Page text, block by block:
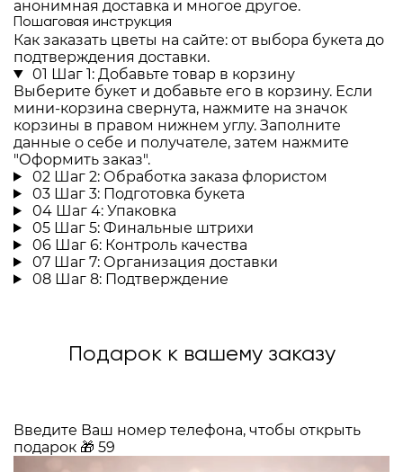
анонимная доставка и многое другое.
Пошаговая инструкция
Как заказать цветы на сайте: от выбора букета до
подтверждения доставки.
01 Шаг 1: Добавьте товар в корзину
Выберите букет и добавьте его в корзину. Если
мини-корзина свернута, нажмите на значок
корзины в правом нижнем углу. Заполните
данные о себе и получателе, затем нажмите
"Оформить заказ".
02 Шаг 2: Обработка заказа флористом
03 Шаг 3: Подготовка букета
04 Шаг 4: Упаковка
05 Шаг 5: Финальные штрихи
06 Шаг 6: Контроль качества
07 Шаг 7: Организация доставки
08 Шаг 8: Подтверждение
Подарок к вашему заказу
Введите Ваш номер телефона, чтобы открыть
подарок 🎁 59